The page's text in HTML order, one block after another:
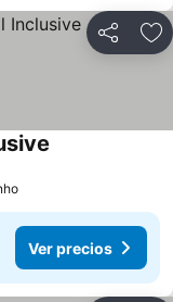
Compartir
Ver precios